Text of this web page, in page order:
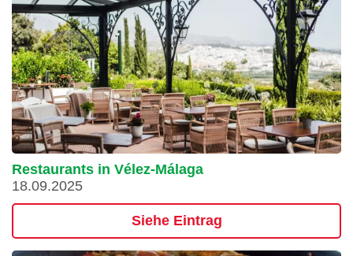
Restaurants in Vélez-Málaga
18.09.2025
Siehe Eintrag